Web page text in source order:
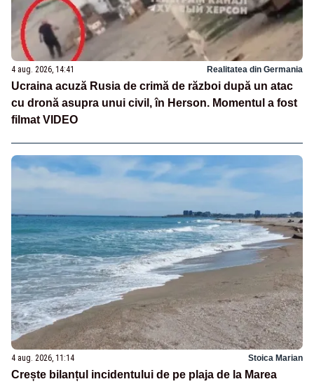
4 aug. 2026, 14:41 Realitatea din Germania
Ucraina acuză Rusia de crimă de război după un atac
cu dronă asupra unui civil, în Herson. Momentul a fost
filmat VIDEO
4 aug. 2026, 11:14 Stoica Marian
Crește bilanțul incidentului de pe plaja de la Marea